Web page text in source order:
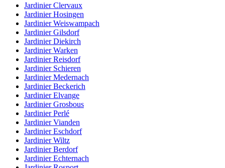
Jardinier Clervaux
Jardinier Hosingen
Jardinier Weiswampach
Jardinier Gilsdorf
Jardinier Diekirch
Jardinier Warken
Jardinier Reisdorf
Jardinier Schieren
Jardinier Medernach
Jardinier Beckerich
Jardinier Elvange
Jardinier Grosbous
Jardinier Perlé
Jardinier Vianden
Jardinier Eschdorf
Jardinier Wiltz
Jardinier Berdorf
Jardinier Echternach